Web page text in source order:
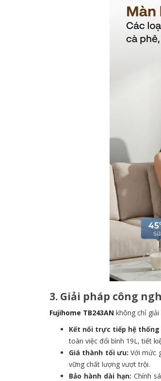
3. Giải pháp công
Fujihome TB243AN không chỉ
Kết nối trực tiếp hệ thống
toàn việc đổi bình 19L, tiết
Giá thành tối ưu: Với mức
vững chất lượng vượt trội.
Bảo hành dài hạn: Chính